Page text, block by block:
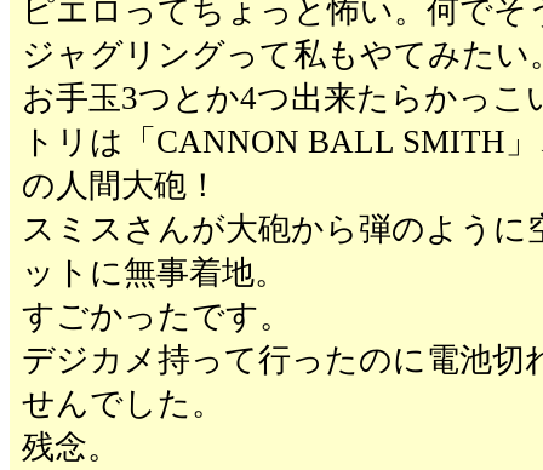
ピエロってちょっと怖い。何でそ
ジャグリングって私もやてみたい
お手玉3つとか4つ出来たらかっこ
トリは「CANNON BALL SMITH
の人間大砲！
スミスさんが大砲から弾のように
ットに無事着地。
すごかったです。
デジカメ持って行ったのに電池切
せんでした。
残念。